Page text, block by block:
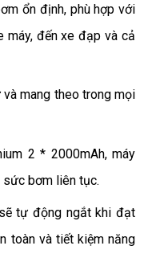
ổn định, phù hợp với
máy, đến xe đạp và cả
mang theo trong mọi
2 * 2000mAh, máy
bơm liên tục.
tự động ngắt khi đạt
toàn và tiết kiệm năng